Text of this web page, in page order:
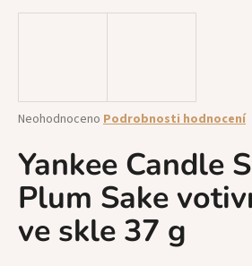
Průměrné
produktu
je
0,0
z
hvězdiček.
Neohodnoceno Podrobnosti hodnocení
Yankee Candle
Plum Sake
ve skle 37 g
a
?
HLEDAT